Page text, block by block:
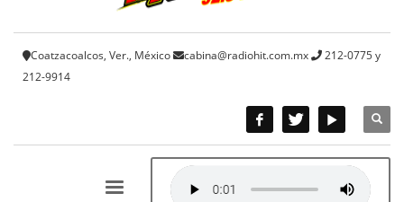
Coatzacoalcos, Ver., México cabina@radiohit.com.mx
212-0775 y
212-9914